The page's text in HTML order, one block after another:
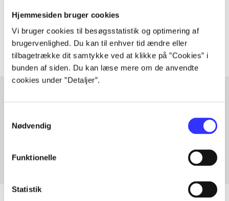
Hjemmesiden bruger cookies
Vi bruger cookies til besøgsstatistik og optimering af
brugervenlighed. Du kan til enhver tid ændre eller
tilbagetrække dit samtykke ved at klikke på ”Cookies” i
bunden af siden. Du kan læse mere om de anvendte
cookies under ”Detaljer”.
Nødvendig
Funktionelle
Statistik
Tidsskrift
Artiklerne i handler ofte om
Fra